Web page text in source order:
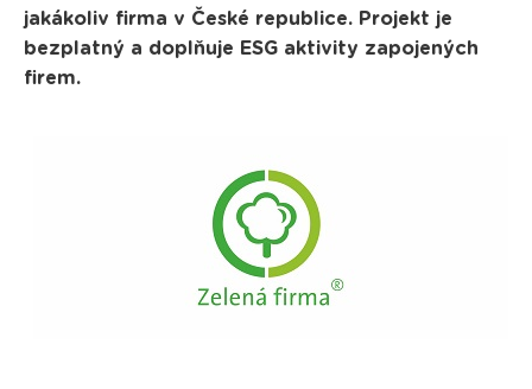
jakákoliv firma v České republice. Projekt je
bezplatný a doplňuje ESG aktivity zapojených
firem.